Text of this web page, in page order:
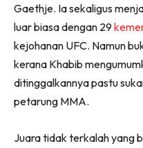
Gaethje. Ia sekaligus
luar biasa dengan 29
kejohanan UFC. Namun
kerana Khabib
ditinggalkannya pastu
petarung MMA.
Juara tidak terkalah yang